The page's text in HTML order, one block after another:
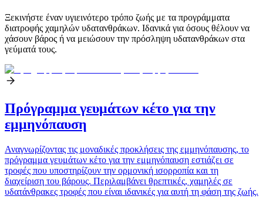
Ξεκινήστε έναν υγιεινότερο τρόπο ζωής με τα προγράμματα
διατροφής χαμηλών υδατανθράκων. Ιδανικά για όσους θέλουν να
χάσουν βάρος ή να μειώσουν την πρόσληψη υδατανθράκων στα
γεύματά τους.
Πρόγραμμα γευμάτων κέτο για την
εμμηνόπαυση
Αναγνωρίζοντας τις μοναδικές προκλήσεις της εμμηνόπαυσης, το
πρόγραμμα γευμάτων κέτο για την εμμηνόπαυση εστιάζει σε
τροφές που υποστηρίζουν την ορμονική ισορροπία και τη
διαχείριση του βάρους. Περιλαμβάνει θρεπτικές, χαμηλές σε
υδατάνθρακες τροφές που είναι ιδανικές για αυτή τη φάση της ζωής.